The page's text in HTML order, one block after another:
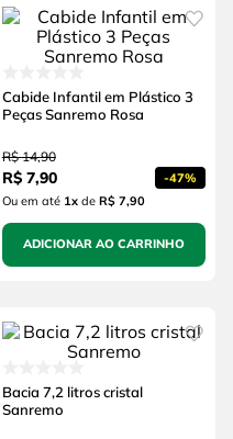
Cabide Infantil em Plástico 3
Peças Sanremo Rosa
R$ 14,90
R$ 7,90 -47%
Ou em até 1xde R$ 7,90
ADICIONAR AO CARRINHO
Bacia 7,2 litros cristal
Sanremo